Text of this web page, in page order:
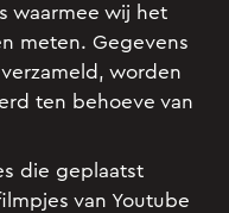
waarmee wij het
meten. Gegevens
worden
ten behoeve van
die geplaatst
van Youtube